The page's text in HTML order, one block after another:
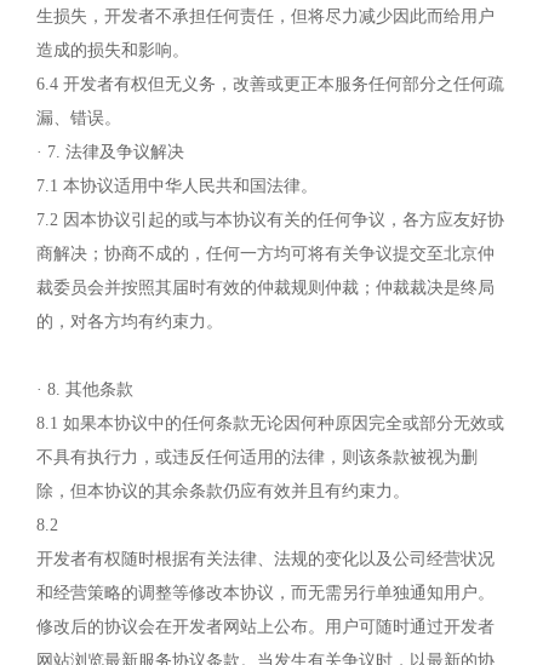
生损失，开发者不承担任何责任，但将尽力减少因此而给用户
造成的损失和影响。
6.4 开发者有权但无义务，改善或更正本服务任何部分之任何疏
漏、错误。
· 7. 法律及争议解决
7.1 本协议适用中华人民共和国法律。
7.2 因本协议引起的或与本协议有关的任何争议，各方应友好协
商解决；协商不成的，任何一方均可将有关争议提交至北京仲
裁委员会并按照其届时有效的仲裁规则仲裁；仲裁裁决是终局
的，对各方均有约束力。
· 8. 其他条款
8.1 如果本协议中的任何条款无论因何种原因完全或部分无效或
不具有执行力，或违反任何适用的法律，则该条款被视为删
除，但本协议的其余条款仍应有效并且有约束力。
8.2
开发者有权随时根据有关法律、法规的变化以及公司经营状况
和经营策略的调整等修改本协议，而无需另行单独通知用户。
修改后的协议会在开发者网站上公布。用户可随时通过开发者
网站浏览最新服务协议条款。当发生有关争议时，以最新的协